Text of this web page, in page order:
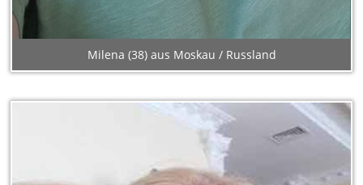
Milena (38) aus Moskau / Russland